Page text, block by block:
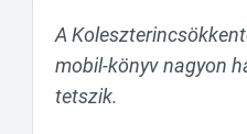
A
mobil-könyv nagyon
tetszik.